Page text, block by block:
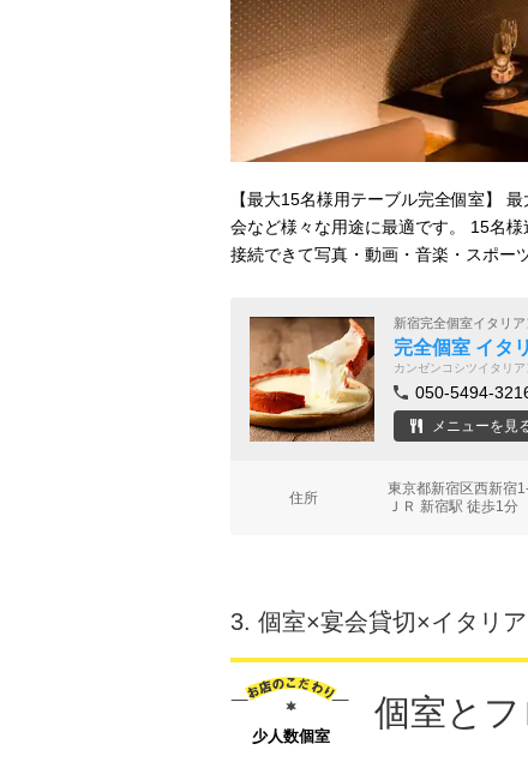
【最大15名様用テーブル完全個室】
会など様々な用途に最適です。 15名
接続できて写真・動画・音楽・スポー
新宿完全個室イタリア
完全個室 イタ
カンゼンコシツイタリ
050-5494-
メニューを見
住所
東京都新宿区西新宿
ＪＲ 新宿駅 徒歩1分
3. 個室×宴会貸切×イタリ
少人数個室
個室と